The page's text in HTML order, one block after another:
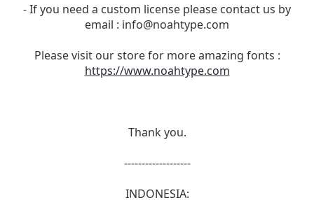
- If you need a custom license please contact us by
email : info@noahtype.com
Please visit our store for more amazing fonts :
https://www.noahtype.com
Thank you.
-------------------
INDONESIA: